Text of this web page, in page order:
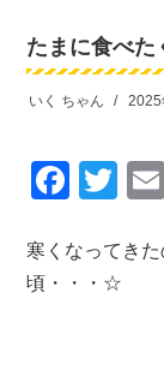
たまに食べた
いく ちゃん 2025
F
c
e
T
tt
er
寒くなってき
頃・・・☆